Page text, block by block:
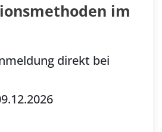
im
direkt bei